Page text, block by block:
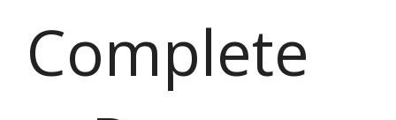
Complete